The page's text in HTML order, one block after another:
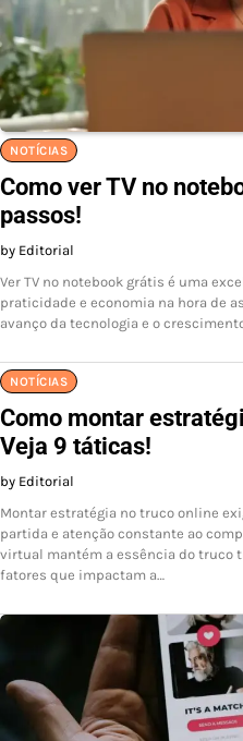
NOTÍCIAS
Como ver TV no
passos!
by Editorial
Ver TV no notebook grátis é uma
praticidade e economia na hora de
avanço da tecnologia e o
NOTÍCIAS
Como montar
Veja 9 táticas!
by Editorial
Montar estratégia no truco online
partida e atenção constante ao
virtual mantém a essência do truco
fatores que impactam a…